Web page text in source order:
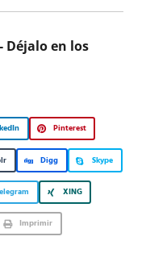
Déjalo en los
Pinterest
Digg Skype
XING
Imprimir